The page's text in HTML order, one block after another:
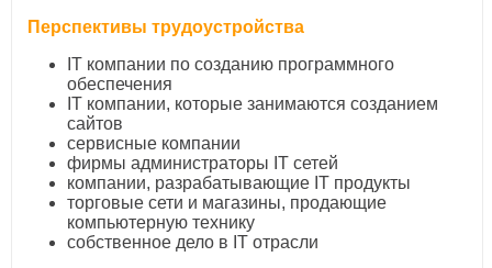
Перспективы трудоустройства
ІТ компании по созданию программного
обеспечения
ІТ компании, которые занимаются созданием
сайтов
сервисные компании
фирмы администраторы ІТ сетей
компании, разрабатывающие ІТ продукты
торговые сети и магазины, продающие
компьютерную технику
собственное дело в ІТ отрасли